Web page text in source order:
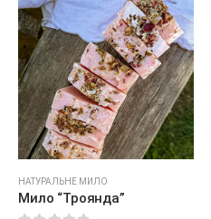
НАТУРАЛЬНЕ МИЛО
Мило “Троянда”